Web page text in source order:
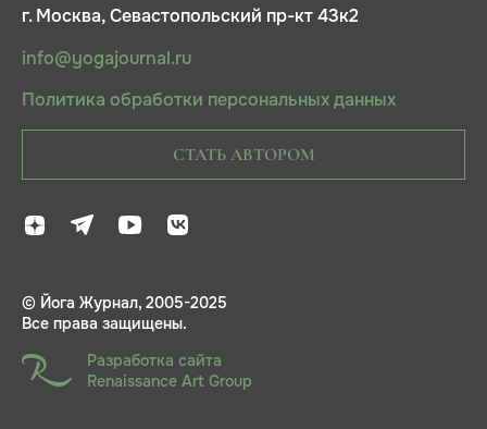
г. Москва, Севастопольский пр-кт 43к2
info@yogajournal.ru
Политика обработки персональных данных
СТАТЬ АВТОРОМ
© Йога Журнал, 2005-2025
Все права защищены.
Разработка сайта
Renaissance Art Group